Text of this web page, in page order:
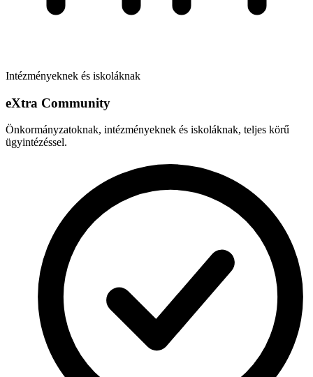
Intézményeknek és iskoláknak
eXtra Community
Önkormányzatoknak, intézményeknek és iskoláknak, teljes körű
ügyintézéssel.